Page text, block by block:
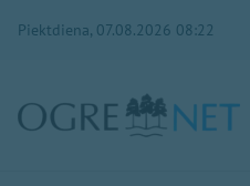
Piektdiena, 07.08.2026 08:22